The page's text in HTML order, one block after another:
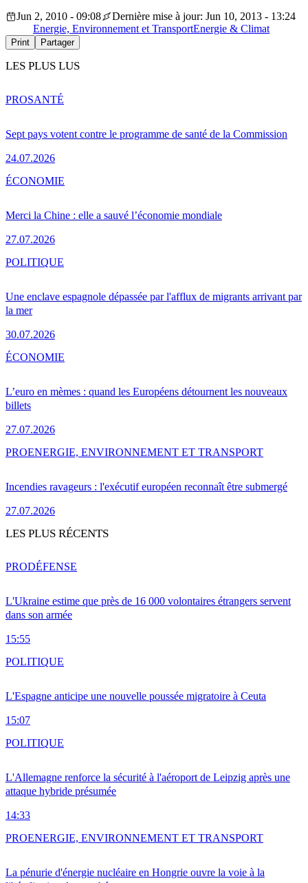
Jun 2, 2010 - 09:08
Dernière mise à jour: Jun 10, 2013 - 13:24
Energie, Environnement et TransportEnergie & Climat
Print Partager
LES PLUS LUS
Sept pays votent contre le programme de santé de la Commission
24.07.2026
PROSANTÉ
Merci la Chine : elle a sauvé l’économie mondiale
27.07.2026
ÉCONOMIE
Une enclave espagnole dépassée par l'afflux de migrants arrivant par
la mer
30.07.2026
POLITIQUE
L’euro en mèmes : quand les Européens détournent les nouveaux
billets
27.07.2026
ÉCONOMIE
Incendies ravageurs : l'exécutif européen reconnaît être submergé
27.07.2026
PROENERGIE, ENVIRONNEMENT ET TRANSPORT
LES PLUS RÉCENTS
L'Ukraine estime que près de 16 000 volontaires étrangers servent
dans son armée
15:55
PRODÉFENSE
L'Espagne anticipe une nouvelle poussée migratoire à Ceuta
15:07
POLITIQUE
L'Allemagne renforce la sécurité à l'aéroport de Leipzig après une
attaque hybride présumée
14:33
POLITIQUE
La pénurie d'énergie nucléaire en Hongrie ouvre la voie à la
PROENERGIE, ENVIRONNEMENT ET TRANSPORT